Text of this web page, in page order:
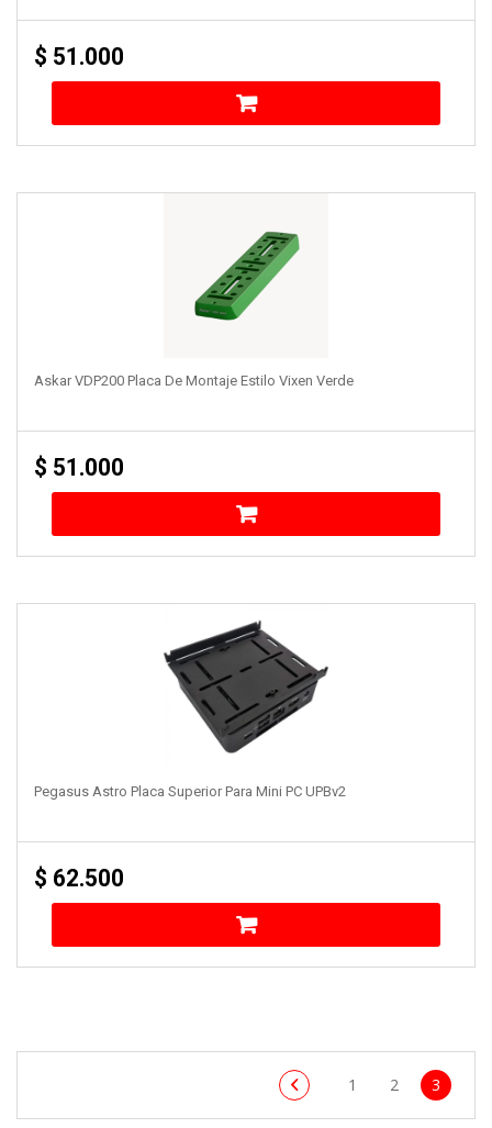
$ 51.000
Askar VDP200 Placa De Montaje Estilo Vixen Verde
$ 51.000
Pegasus Astro Placa Superior Para Mini PC UPBv2
$ 62.500
1 2 3